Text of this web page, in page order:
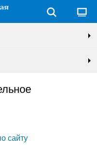
сайту